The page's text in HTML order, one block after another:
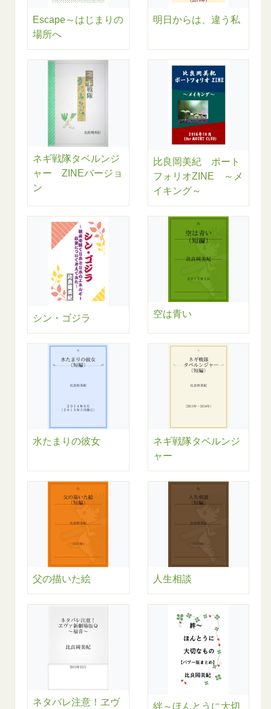
Escape～はじまりの
場所へ
明日からは、違う私
ネギ戦隊タベルンジ
ャー ZINEバージョ
ン
比良岡美紀 ポート
フォリオZINE ～メ
イキング～
シン・ゴジラ 空は青い
水たまりの彼女
ネギ戦隊タベルンジ
ャー
父の描いた絵 人生相談
ネタバレ注意！ヱヴ
絆～ほんとうに大切